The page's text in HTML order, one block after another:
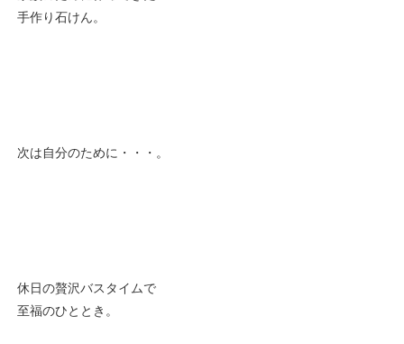
手作り石けん。
次は自分のために・・・。
休日の贅沢バスタイムで
至福のひととき。